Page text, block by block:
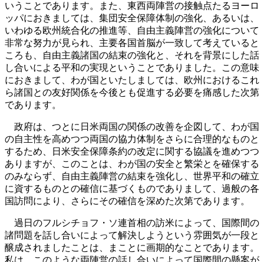
いうことであります。また、東西両陣営の接触点たるヨーロ
ッパにおきましては、集団安全保障体制の強化、あるいは、
いわゆる欧州統合化の推進等、自由主義陣営の強化について
非常な努力が見られ、主要各国首脳が一致して考えていると
ころも、自由主義諸国の結束の強化と、それを背景にした話
し合いによる平和の実現ということでありました。この意味
におきまして、わが国といたしましては、欧州におけるこれ
ら諸国との友好関係を今後とも促進する必要を痛感した次第
であります。
政府は、つとに日米両国の関係の改善を企図して、わが国
の自主性を高めつつ両国の協力体制をさらに合理的なものと
するため、日米安全保障条約の改定に関する協議を進めつつ
ありますが、このことは、わが国の安全と繁栄とを確保する
のみならず、自由主義陣営の結束を強化し、世界平和の確立
に資するものとの確信に基づくものでありまして、過般の各
国訪問により、さらにその確信を深めた次第であります。
過日のフルシチョフ・ソ連首相の訪米によって、国際間の
諸問題を話し合いによって解決しようという雰囲気が一段と
醸成されましたことは、まことに画期的なことであります。
私は、このような両陣営の話し合いによって国際間の懸案が